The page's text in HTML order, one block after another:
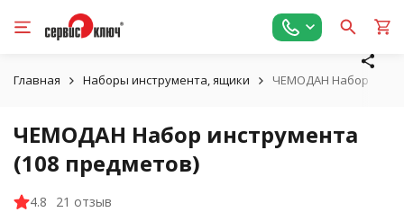
Главная Наборы инструмента, ящики ЧЕМОДАН Набор
ЧЕМОДАН Набор инструмента
(108 предметов)
4.8
21 отзыв